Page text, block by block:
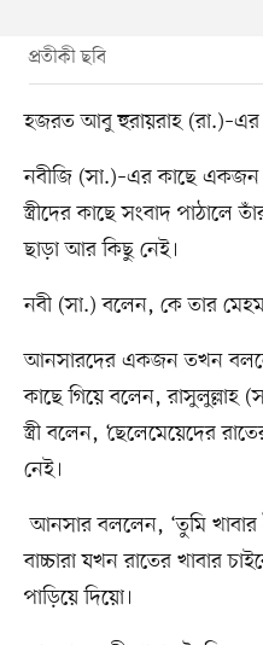
প্রতীকী ছবি
হজরত আবু হুরায়রাহ (রা.)–এর
নবীজি (সা.)–এর কাছে একজন
স্ত্রীদের কাছে সংবাদ পাঠালে
ছাড়া আর কিছু নেই।
নবী (সা.) বলেন, কে তার
আনসারদের একজন তখন
কাছে গিয়ে বলেন, রাসুলুল্লাহ
স্ত্রী বলেন, ‘ছেলেমেয়েদের
নেই।
আনসার বললেন, ‘তুমি
বাচ্চারা যখন রাতের খাবার
পাড়িয়ে দিয়ো।